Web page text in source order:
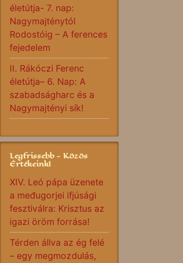
életútja- 7. nap:
Nagymajténytól
Rodostóig – A ferences
fejedelem
II. Rákóczi Ferenc
életútja– 6. Nap: A
szabadságharc és a
Nagymajtényi sík!
Legfrissebb - Közös
Értékeink!
XIV. Leó pápa üzenete
a međugorjei ifjúsági
fesztiválra: Krisztus az
igazi öröm forrása!
Térden állva az ég felé
– egy megmozdulás,